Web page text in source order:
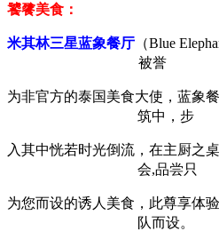
饕餮美食：
米其林三星蓝象餐厅 （Blue
被誉
为非官方的泰国美食大使，蓝象
筑中，步
入其中恍若时光倒流，在主厨之
会,品尝只
为您而设的诱人美食，此尊享体
队而设。